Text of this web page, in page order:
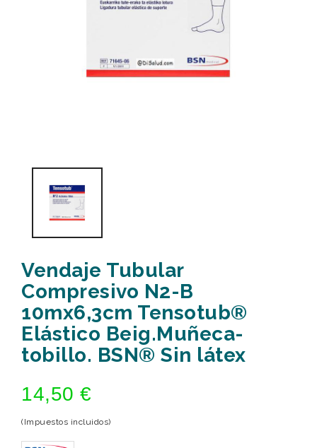
Vendaje Tubular
Compresivo N2-B
10mx6,3cm Tensotub®
Elástico Beig.Muñeca-
tobillo. BSN® Sin látex
14,50 €
(Impuestos incluidos)